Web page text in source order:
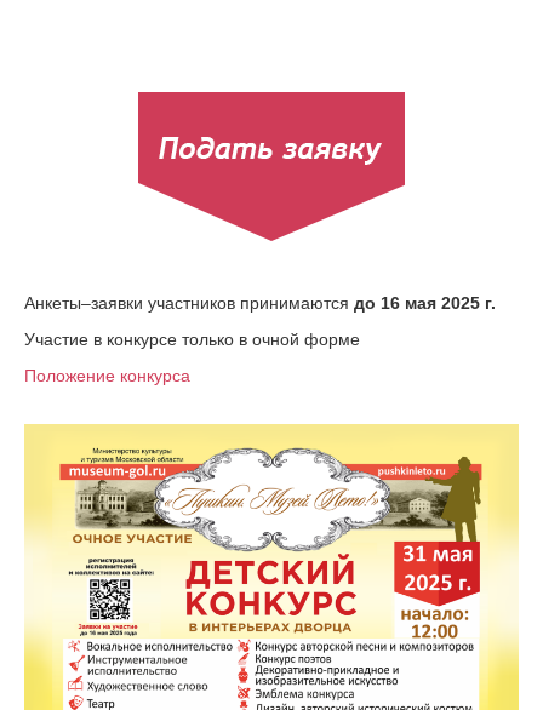
Анкеты–заявки участников принимаются до 16 мая 2025 г.
Участие в конкурсе только в очной форме
Положение конкурса